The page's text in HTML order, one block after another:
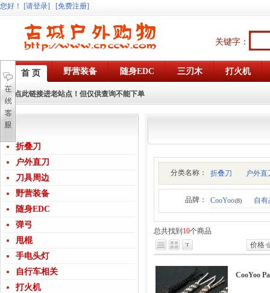
您好 ！ [请登录] [免费注册]
关键字：
首 页 野营装备 随身EDC 三刃木 打火机
点此链接进老站点！但仅供查询不能下单
折叠刀
户外直刀
刀具周边
野营装备
随身EDC
弹弓
甩棍
手电头灯
自行车相关
打火机
分类名称： 折叠刀 户外直
品牌： CooYoo(8) 自有
总共找到 10个商品
价格
CooYoo